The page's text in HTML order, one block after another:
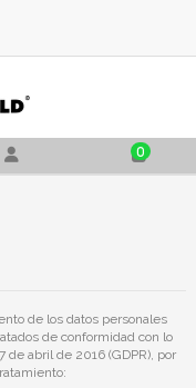
0
de los datos personales
de conformidad con lo
abril de 2016 (GDPR), por